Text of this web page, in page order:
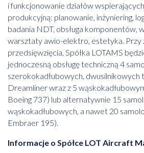
i funkcjonowanie działów
produkcyjną: planowanie, inżyniering,
badania NDT, obsługa komponentów,
warsztaty awio-elektro, estetyka. Przy
przedsięwzięcia, Spółka LOTAMS
jednoczesną obsługę techniczną 4
szerokokadłubowych, dwusilnikowych
Dreamliner wraz z 5
Boeing 737) lub alternatywnie 15
wąskokadłubowych, a nawet 20
Embraer 195).
Informacje o Spółce LOT Aircraft